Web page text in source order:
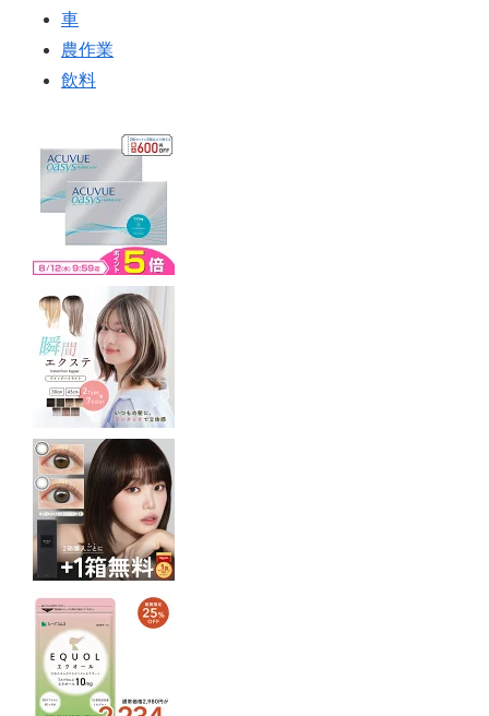
車
農作業
飲料